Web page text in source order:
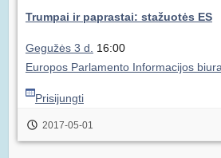
Trumpai ir paprastai: stažuotės ES
Gegužės 3 d.
16:00
Europos Parlamento Informacijos
Prisijungti
2017-05-01